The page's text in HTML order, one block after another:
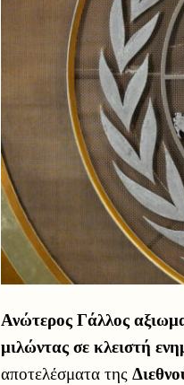
Ανώτερος Γάλλος
μιλώντας σε κλειστή
αποτελέσματα της